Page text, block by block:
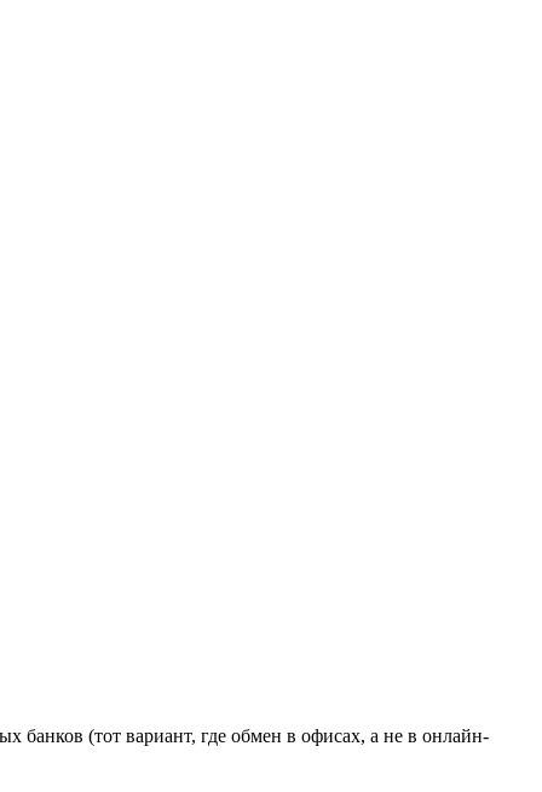
банков (тот вариант, где обмен в офисах, а не в онлайн-